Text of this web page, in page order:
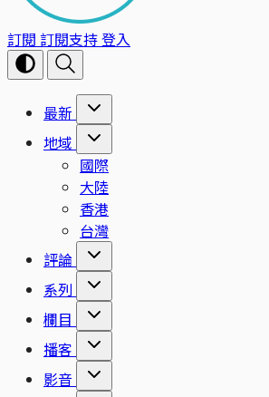
訂閱 訂閱支持登入
最新
地域
國際
大陸
香港
台灣
評論
系列
欄目
播客
影音